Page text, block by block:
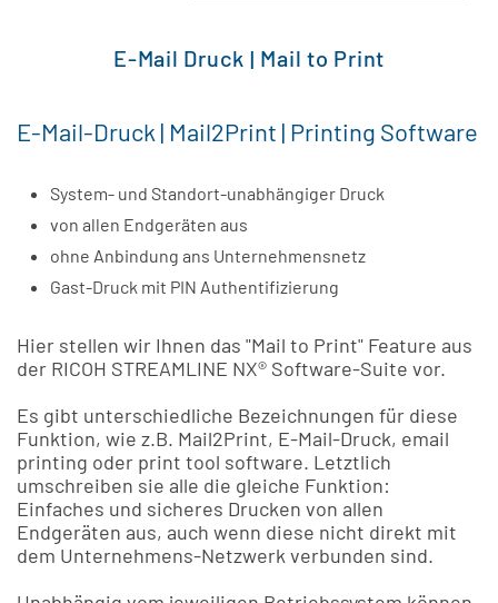
E-Mail Druck | Mail to Print
E-Mail-Druck | Mail2Print | Printing Software
System- und Standort-unabhängiger Druck
von allen Endgeräten aus
ohne Anbindung ans Unternehmensnetz
Gast-Druck mit PIN Authentifizierung
Hier stellen wir Ihnen das "Mail to Print" Feature aus
der RICOH STREAMLINE NX® Software-Suite vor.
Es gibt unterschiedliche Bezeichnungen für diese
Funktion, wie z.B. Mail2Print, E-Mail-Druck, email
printing oder print tool software. Letztlich
umschreiben sie alle die gleiche Funktion:
Einfaches und sicheres Drucken von allen
Endgeräten aus, auch wenn diese nicht direkt mit
dem Unternehmens-Netzwerk verbunden sind.